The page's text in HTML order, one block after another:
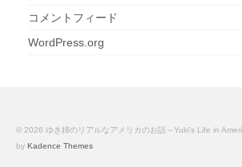
コメントフィード
WordPress.org
© 2026 ゆき姉のリアルなアメリカのお話～Yuki's Life in
by Kadence Themes